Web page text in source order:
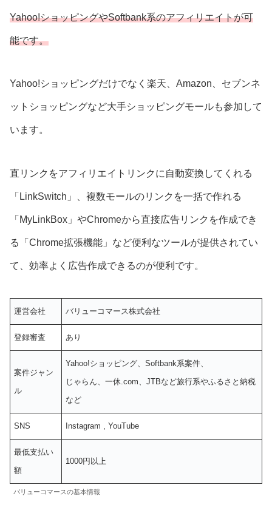
Yahoo!ショッピングやSoftbank系のアフィリエイトが可
能です。
Yahoo!ショッピングだけでなく楽天、Amazon、セブンネ
ットショッピングなど大手ショッピングモールも参加して
います。
直リンクをアフィリエイトリンクに自動変換してくれる
「LinkSwitch」、複数モールのリンクを一括で作れる
「MyLinkBox」やChromeから直接広告リンクを作成でき
る「Chrome拡張機能」など便利なツールが提供されてい
て、効率よく広告作成できるのが便利です。
運営会社 バリューコマース株式会社
登録審査 あり
案件ジャン
ル
Yahoo!ショッピング、Softbank系案件、
じゃらん、一休.com、JTBなど旅行系やふるさと納税
など
SNS Instagram , YouTube
最低支払い
額
1000円以上
バリューコマースの基本情報